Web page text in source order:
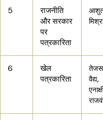
5
राजनीति
और सरकार
पर
पत्रकारिता
6
खेल
पत्रकारिता
तेजस
वैद्य,